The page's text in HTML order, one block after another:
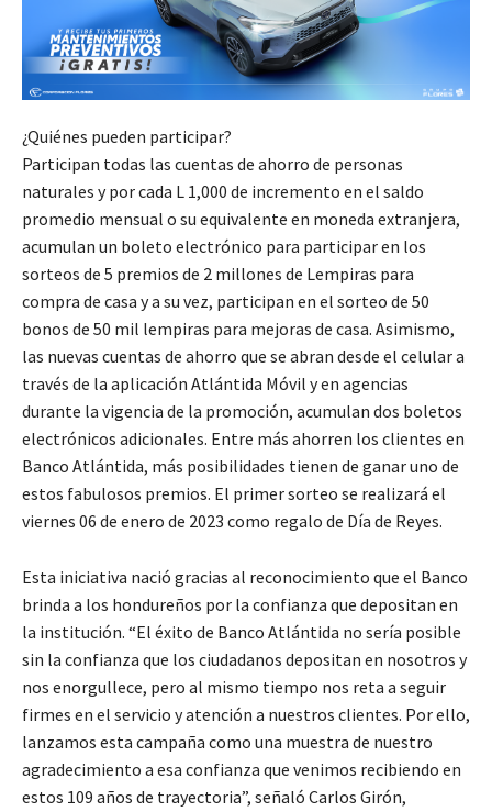
¿Quiénes pueden participar?
Participan todas las cuentas de ahorro de personas
naturales y por cada L 1,000 de incremento en el saldo
promedio mensual o su equivalente en moneda extranjera,
acumulan un boleto electrónico para participar en los
sorteos de 5 premios de 2 millones de Lempiras para
compra de casa y a su vez, participan en el sorteo de 50
bonos de 50 mil lempiras para mejoras de casa. Asimismo,
las nuevas cuentas de ahorro que se abran desde el celular a
través de la aplicación Atlántida Móvil y en agencias
durante la vigencia de la promoción, acumulan dos boletos
electrónicos adicionales. Entre más ahorren los clientes en
Banco Atlántida, más posibilidades tienen de ganar uno de
estos fabulosos premios. El primer sorteo se realizará el
viernes 06 de enero de 2023 como regalo de Día de Reyes.
Esta iniciativa nació gracias al reconocimiento que el Banco
brinda a los hondureños por la confianza que depositan en
la institución. “El éxito de Banco Atlántida no sería posible
sin la confianza que los ciudadanos depositan en nosotros y
nos enorgullece, pero al mismo tiempo nos reta a seguir
firmes en el servicio y atención a nuestros clientes. Por ello,
lanzamos esta campaña como una muestra de nuestro
agradecimiento a esa confianza que venimos recibiendo en
estos 109 años de trayectoria”, señaló Carlos Girón,